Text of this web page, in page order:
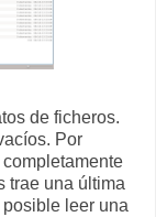
de ficheros.
Por
trae una última
leer una